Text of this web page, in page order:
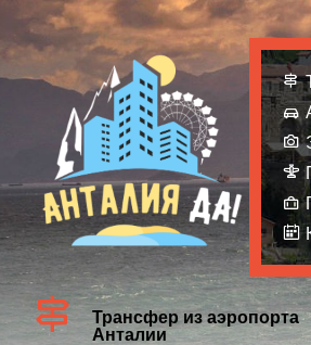
Трансфер из аэропорта
Анталии